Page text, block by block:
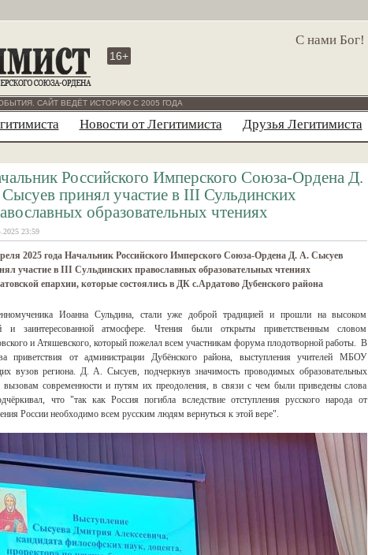
С нами Бог!
16+
САЙТ ВЕДЁТ ИСТОРИЮ С 2005 ГОДА
Новости от Легитимиста Друзья Легитимиста
Российского Имперского Союза-Ордена Д.
принял участие в III Сульдинских
образовательных чтениях
23:59
2025 года Начальник Российского Имперского Союза-Ордена Д. А. Сысуев
участие в III Сульдинских православных образовательных чтениях
епархии, которые состоялись в ДК с.Ардатово Дубенского района
Иоанна Сульдина, стали уже доброй традицией и прошли на высоком
и заинтересованной атмосфере. Чтения были открыты приветственным словом
и Атяшевского, который пожелал всем участникам форума плодотворной работы. В
приветствия от администрации Дубёнского района, выступления учителей МБОУ
вузов региона. Д. А. Сысуев, подчеркнув значимость проводимых образовательных
вызовам современности и путям их преодоления, в связи с чем были приведены слова
что "так как Россия погибла вследствие отступления русского народа от
России необходимо всем русским людям вернуться к этой вере".